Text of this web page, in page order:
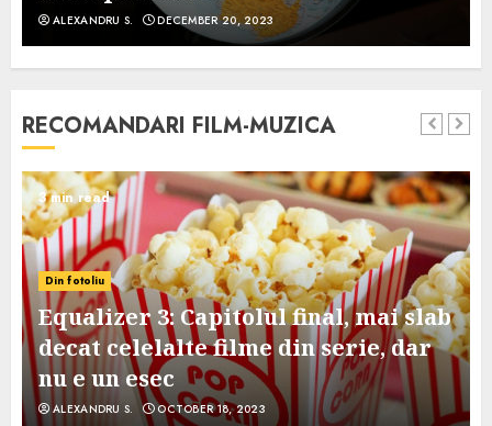
ALEXANDRU S. DECEMBER 20, 2023
RECOMANDARI FILM-MUZICA
3 min read
Din fotoliu
Equalizer 3: Capitolul final, mai slab
decat celelalte filme din serie, dar
nu e un esec
ALEXANDRU S. OCTOBER 18, 2023